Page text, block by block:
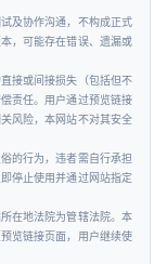
及协作沟通，不构成正式
，可能存在错误、遗漏或
接或间接损失（包括但不
责任。用户通过预览链接
风险，本网站不对其安全
的行为，违者需自行承担
停止使用并通过网站指定
在地法院为管辖法院。本
览链接页面，用户继续使